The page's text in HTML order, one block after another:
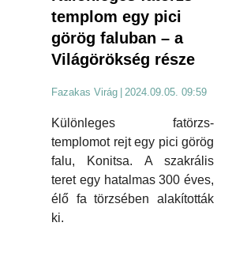
templom egy pici
görög faluban – a
Világörökség része
Fazakas Virág | 2024.09.05. 09:59
Különleges fatörzs-
templomot rejt egy pici görög
falu, Konitsa. A szakrális
teret egy hatalmas 300 éves,
élő fa törzsében alakították
ki.